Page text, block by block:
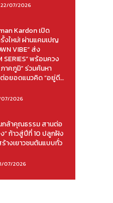
22/07/2026
Kardon เปิด
ใหม่! ผ่านแคมเปญ
VIBE” ส่ง
SERIES” พร้อมควง
าคภูมิ” ร่วมค้นหา
ต่อยอดแนวคิด “อยู่ดี…
2026
กล้าคุณธรรม สานต่อ
ก้าวสู่ปีที่ 10 ปลูกฝัง
างเยาวชนต้นแบบทั่ว
07/2026